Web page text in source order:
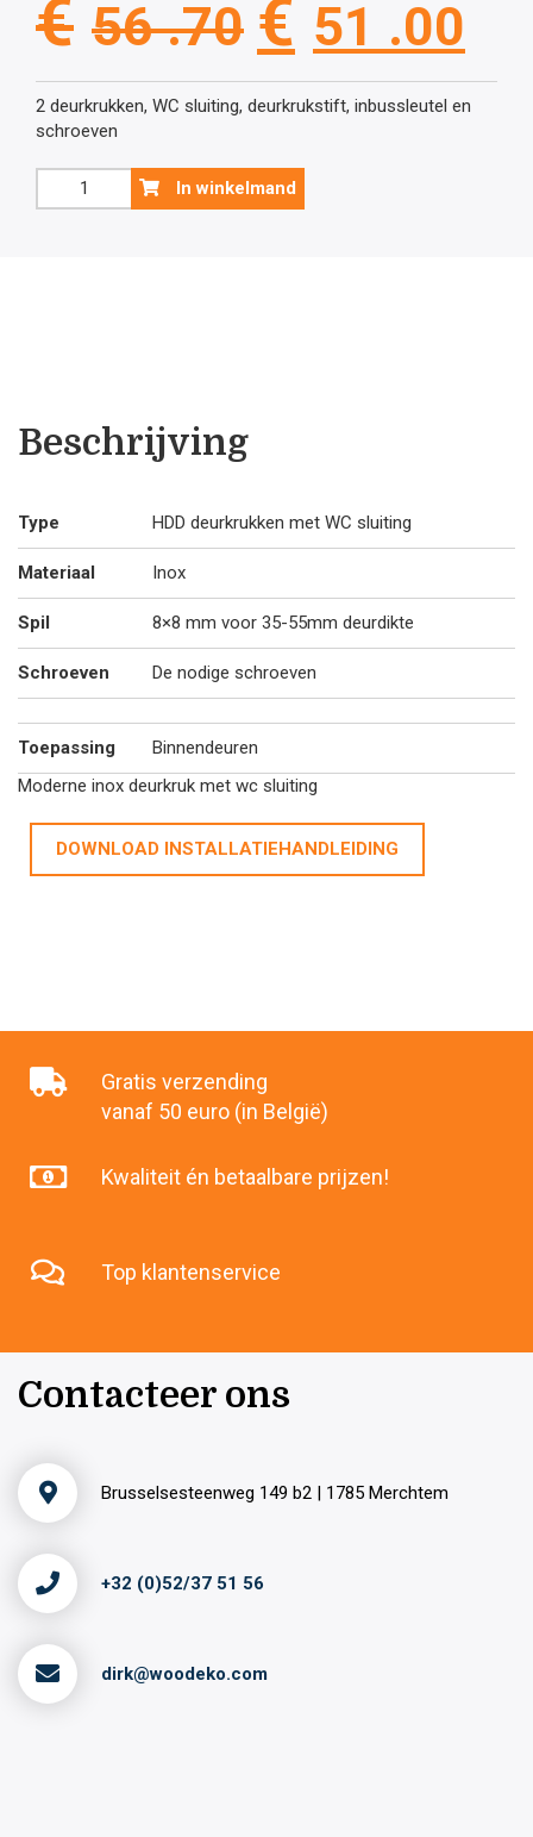
€ 56 .70
prijs
was:
€ 51 .00
2 deurkrukken, WC sluiting, deurkrukstift, inbussleutel en
schroeven
deurklink
In winkelmand
Beschrijving
Type HDD deurkrukken met WC sluiting
Materiaal Inox
Spil 8×8 mm voor 35-55mm deurdikte
Schroeven De nodige schroeven
Toepassing
Binnendeuren
Moderne inox deurkruk met wc sluiting
DOWNLOAD INSTALLATIEHANDLEIDING
Gratis verzending
vanaf 50 euro (in België)
Kwaliteit én betaalbare prijzen!
Top klantenservice
Contacteer ons
Brusselsesteenweg 149 b2 | 1785 Merchtem
+32 (0)52/37 51 56
dirk@woodeko.com